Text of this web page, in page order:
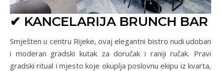
✔ KANCELARIJA BRUNCH BAR
Smješten u centru Rijeke, ovaj elegantni bistro nudi udoban
i moderan gradski kutak za doručak i raniji ručak. Pravi
gradski ritual i mjesto koje okuplja poslovnu ekipu iz kvarta,